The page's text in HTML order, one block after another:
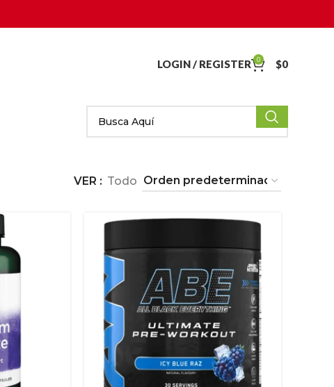
LOGIN / REGISTER 0 $0
VER Todo